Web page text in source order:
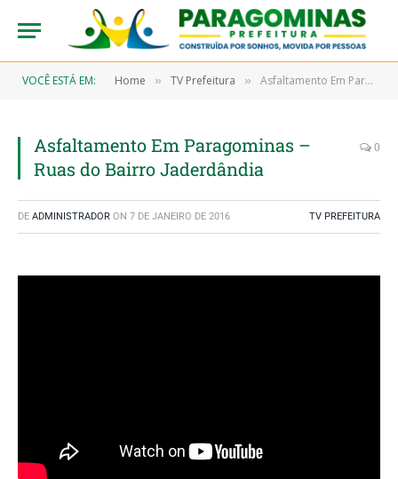
VOCÊ ESTÁ EM: Home » TV Prefeitura » Asfaltamento Em Paragominas – Ruas do Bairro Jaderdândia
Asfaltamento Em Paragominas –
Ruas do Bairro Jaderdândia
0
DE ADMINISTRADOR ON 7 DE JANEIRO DE 2016 TV PREFEITURA